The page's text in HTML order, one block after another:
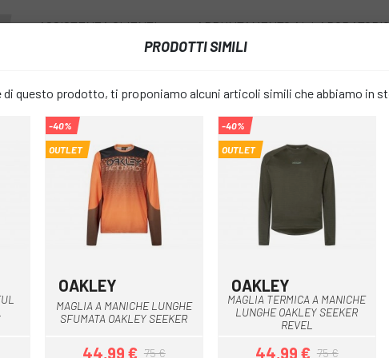
ASSISTENZA CLIENTI APPUNTAMENTO AL
MAGLIA MANICA LUNGA MAGLIA A MANICHE LUNGHE CASTELLI FONDO 2 FZ
favorite_borderMAGLIA A
CASTELLI
COLORE: GrigioGiallo grigio
Nero
PRODOTTI SIMILI
di questo prodotto, ti proponiamo alcuni articoli simili che abbiamo in
-40%
OUTLET
OAKLEY
MAGLIA A MANICHE LUNGHE
SFUMATA OAKLEY SEEKER
44,99 € 75 €
Nero
-40%
OUTLET
OAKLEY
MAGLIA TERMICA A MANICHE
LUNGHE OAKLEY SEEKER
REVEL
44,99 € 75 €